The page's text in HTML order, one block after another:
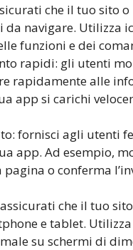
che il tuo sito
da navigare. Utilizza
funzioni e dei
rapidi: gli utenti
rapidamente alle
app si carichi
fornisci agli utenti
app. Ad esempio,
o conferma
che il tuo
e tablet.
su schermi di